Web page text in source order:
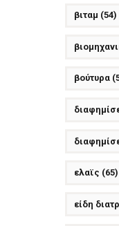
βιταμ (54)
βούτυρα
ελαϊς (65)
είδη